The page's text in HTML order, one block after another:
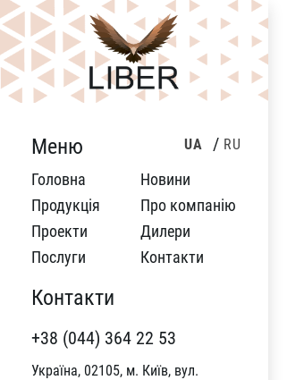
UA RU
Меню
Головна
Продукція
Проекти
Послуги
Новини
Про компанію
Дилери
Контакти
Контакти
+38 (044) 364 22 53
Україна, 02105, м. Київ, вул.